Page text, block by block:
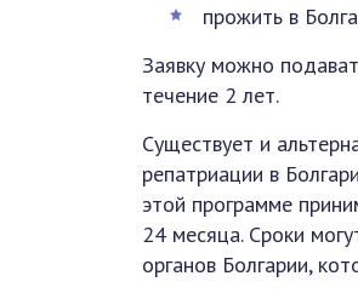
прожить в
Заявку можно
течение 2 лет.
Существует и
репатриации в
этой программе
24 месяца. Сроки
органов Болгарии,